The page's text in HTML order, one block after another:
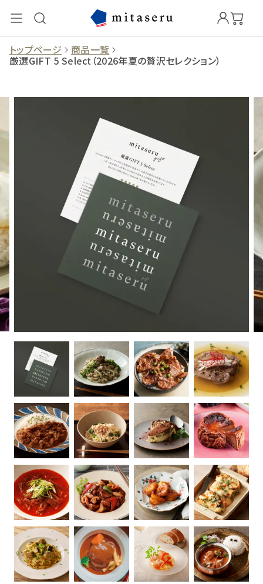
トップページ 商品一覧
厳選GIFT 5 Select（2026年夏の贅沢セレクション）